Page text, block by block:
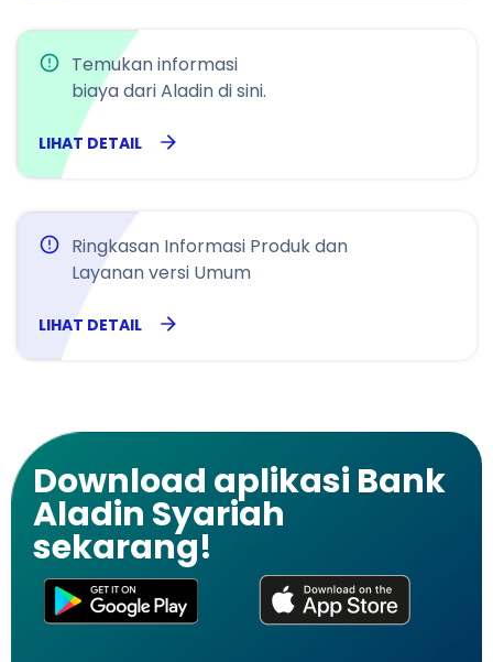
Temukan informasi
biaya dari Aladin di sini.
LIHAT DETAIL
Ringkasan Informasi Produk dan
Layanan versi Umum
LIHAT DETAIL
Download aplikasi Bank
Aladin Syariah
sekarang!